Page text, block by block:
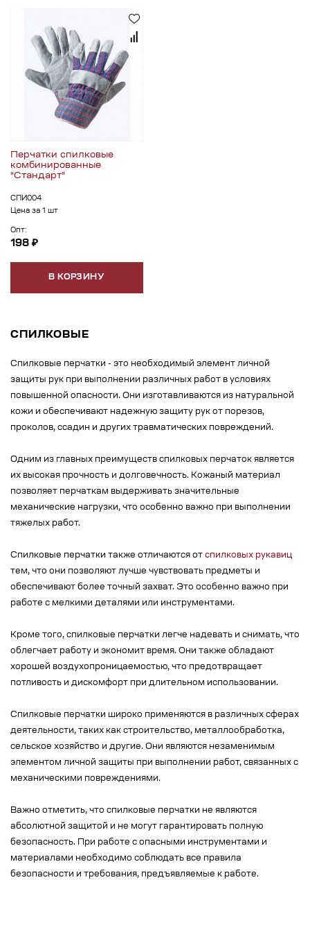
Перчатки спилковые
комбинированные
"Стандарт"
СПИ004
Цена за 1 шт
Опт:
198 ₽
В КОРЗИНУ
СПИЛКОВЫЕ
Спилковые перчатки - это необходимый элемент личной
защиты рук при выполнении различных работ в условиях
повышенной опасности. Они изготавливаются из натуральной
кожи и обеспечивают надежную защиту рук от порезов,
проколов, ссадин и других травматических повреждений.
Одним из главных преимуществ спилковых перчаток является
их высокая прочность и долговечность. Кожаный материал
позволяет перчаткам выдерживать значительные
механические нагрузки, что особенно важно при выполнении
тяжелых работ.
Спилковые перчатки также отличаются от спилковых рукавиц
тем, что они позволяют лучше чувствовать предметы и
обеспечивают более точный захват. Это особенно важно при
работе с мелкими деталями или инструментами.
Кроме того, спилковые перчатки легче надевать и снимать, что
облегчает работу и экономит время. Они также обладают
хорошей воздухопроницаемостью, что предотвращает
потливость и дискомфорт при длительном использовании.
Спилковые перчатки широко применяются в различных сферах
деятельности, таких как строительство, металлообработка,
сельское хозяйство и другие. Они являются незаменимым
элементом личной защиты при выполнении работ, связанных с
механическими повреждениями.
Важно отметить, что спилковые перчатки не являются
абсолютной защитой и не могут гарантировать полную
безопасность. При работе с опасными инструментами и
материалами необходимо соблюдать все правила
безопасности и требования, предъявляемые к работе.